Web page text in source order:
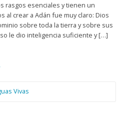
rasgos esenciales y tienen un
al crear a Adán fue muy claro: Dios
sobre toda la tierra y sobre sus
le dio inteligencia suficiente y […]
Vivas